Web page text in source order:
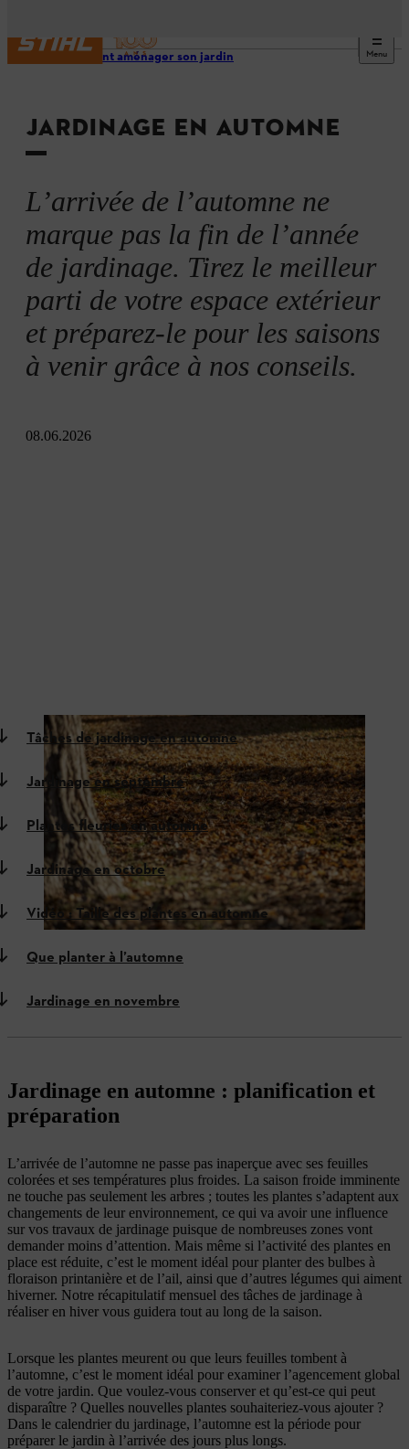
Menu
Comment aménager son jardin
JARDINAGE EN AUTOMNE
L’arrivée de l’automne ne
marque pas la fin de l’année
de jardinage. Tirez le meilleur
parti de votre espace extérieur
et préparez-le pour les saisons
à venir grâce à nos conseils.
08.06.2026
Tâches de jardinage en automne
Jardinage en septembre
Plantes fleuries en automne
Jardinage en octobre
Vidéo : Taille des plantes en automne
Que planter à l’automne
Jardinage en novembre
Jardinage en automne : planification et
préparation
L’arrivée de l’automne ne passe pas inaperçue avec ses feuilles
colorées et ses températures plus froides. La saison froide imminente
ne touche pas seulement les arbres ; toutes les plantes s’adaptent aux
changements de leur environnement, ce qui va avoir une influence
sur vos travaux de jardinage puisque de nombreuses zones vont
demander moins d’attention. Mais même si l’activité des plantes en
place est réduite, c’est le moment idéal pour planter des bulbes à
floraison printanière et de l’ail, ainsi que d’autres légumes qui aiment
hiverner. Notre récapitulatif mensuel des tâches de jardinage à
réaliser en hiver vous guidera tout au long de la saison.
Lorsque les plantes meurent ou que leurs feuilles tombent à
l’automne, c’est le moment idéal pour examiner l’agencement global
de votre jardin. Que voulez-vous conserver et qu’est-ce qui peut
disparaître ? Quelles nouvelles plantes souhaiteriez-vous ajouter ?
Dans le calendrier du jardinage, l’automne est la période pour
préparer le jardin à l’arrivée des jours plus longs.